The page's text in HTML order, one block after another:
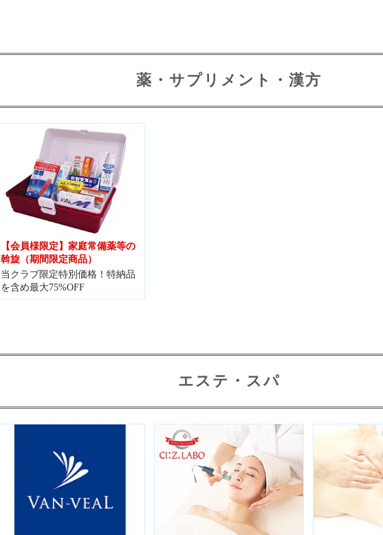
薬・サプリメント・漢方
【会員様限定】家庭常備薬等の
斡旋（期間限定商品）
当クラブ限定特別価格！特納品
を含め最大75%OFF
エステ・スパ